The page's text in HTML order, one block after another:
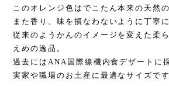
このオレンジ色はでこたん本来の天然の
また香り、味を損なわないように丁寧
従来のようかんのイメージを変えた柔
えめの逸品。
過去にはANA国際線機内食デザートに
実家や職場のお土産に最適なサイズです